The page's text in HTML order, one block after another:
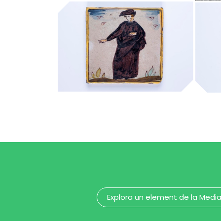
Explora un element de la